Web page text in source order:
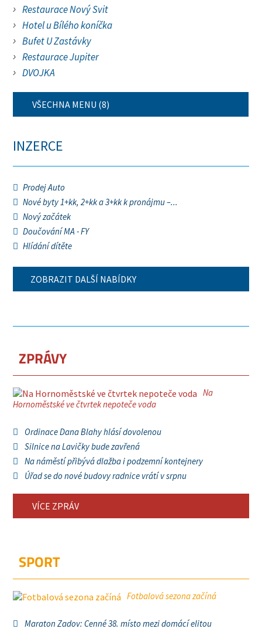
Restaurace Nový Svit
Hotel u Bílého koníčka
Bufet U Zastávky
Restaurace Jupiter
DVOJKA
VŠECHNA MENU (8)
INZERCE
Prodej Auto
Nové byty 1+kk, 2+kk a 3+kk k pronájmu –...
Nový začátek
Doučování MA - FY
Hlídání dítěte
ZOBRAZIT DALŠÍ NABÍDKY
ZPRÁVY
Na
Hornoměstské ve čtvrtek nepoteče voda
Ordinace Dana Blahy hlásí dovolenou
Silnice na Lavičky bude zavřená
Na náměstí přibývá dlažba i podzemní kontejnery
Úřad se do nové budovy radnice vrátí v srpnu
VÍCE ZPRÁV
SPORT
Fotbalová sezona začíná
Maraton Zadov: Cenné 38. místo mezi domácí elitou